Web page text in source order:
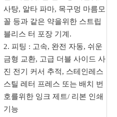
사탕, 알타 파마, 목구멍 마름모
꼴 등과 같은 약을위한 스트립
블리스 터 포장 기계.
2. 피팅 : 고속, 완전 자동, 쉬운
금형 교환, 고급 더블 사이드 사
진 전기 커서 추적, 스테인레스
스틸 레터 프레스 또는 배치 번
호를위한 잉크 제트/ 리본 인쇄
기능